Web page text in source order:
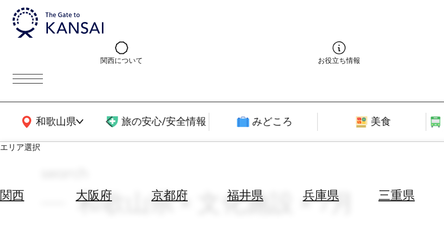
関西について お役立ち情報
和歌山県
関西広域MAP 旅の安心/安全情報 みどころ 美食
エリア選択
関西 大阪府 京都府 福井県 兵庫県 三重県
和歌山県 × 文化施設 × 7月